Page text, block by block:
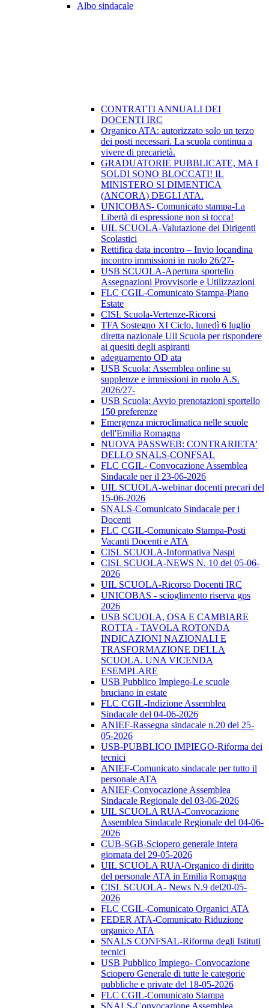
Albo sindacale
CONTRATTI ANNUALI DEI
DOCENTI IRC
Organico ATA: autorizzato solo un terzo
dei posti necessari. La scuola continua a
vivere di precarietà.
GRADUATORIE PUBBLICATE, MA I
SOLDI SONO BLOCCATI! IL
MINISTERO SI DIMENTICA
(ANCORA) DEGLI ATA.
UNICOBAS- Comunicato stampa-La
Libertà di espressione non si tocca!
UIL SCUOLA-Valutazione dei Dirigenti
Scolastici
Rettifica data incontro – Invio locandina
incontro immissioni in ruolo 26/27-
USB SCUOLA-Apertura sportello
Assegnazioni Provvisorie e Utilizzazioni
FLC CGIL-Comunicato Stampa-Piano
Estate
CISL Scuola-Vertenze-Ricorsi
TFA Sostegno XI Ciclo, lunedì 6 luglio
diretta nazionale Uil Scuola per rispondere
ai quesiti degli aspiranti
adeguamento OD ata
USB Scuola: Assemblea online su
supplenze e immissioni in ruolo A.S.
2026/27-
USB Scuola: Avvio prenotazioni sportello
150 preferenze
Emergenza microclimatica nelle scuole
dell'Emilia Romagna
NUOVA PASSWEB: CONTRARIETA'
DELLO SNALS-CONFSAL
FLC CGIL- Convocazione Assemblea
Sindacale per il 23-06-2026
UIL SCUOLA-webinar docenti precari del
15-06-2026
SNALS-Comunicato Sindacale per i
Docenti
FLC CGIL-Comunicato Stampa-Posti
Vacanti Docenti e ATA
CISL SCUOLA-Informativa Naspi
CISL SCUOLA-NEWS N. 10 del 05-06-
2026
UIL SCUOLA-Ricorso Docenti IRC
UNICOBAS - scioglimento riserva gps
2026
USB SCUOLA, OSA E CAMBIARE
ROTTA - TAVOLA ROTONDA
INDICAZIONI NAZIONALI E
TRASFORMAZIONE DELLA
SCUOLA. UNA VICENDA
ESEMPLARE
USB Pubblico Impiego-Le scuole
bruciano in estate
FLC CGIL-Indizione Assemblea
Sindacale del 04-06-2026
ANIEF-Rassegna sindacale n.20 del 25-
05-2026
USB-PUBBLICO IMPIEGO-Riforma dei
tecnici
ANIEF-Comunicato sindacale per tutto il
personale ATA
ANIEF-Convocazione Assemblea
Sindacale Regionale del 03-06-2026
UIL SCUOLA RUA-Convocazione
Assemblea Sindacale Regionale del 04-06-
2026
CUB-SGB-Sciopero generale intera
giornata del 29-05-2026
UIL SCUOLA RUA-Organico di diritto
del personale ATA in Emilia Romagna
CISL SCUOLA- News N.9 del20-05-
2026
FLC CGIL-Comunicato Organici ATA
FEDER ATA-Comunicato Riduzione
organico ATA
SNALS CONFSAL-Riforma degli Istituti
tecnici
USB Pubblico Impiego- Convocazione
Sciopero Generale di tutte le categorie
pubbliche e private del 18-05-2026
FLC CGIL-Comunicato Stampa